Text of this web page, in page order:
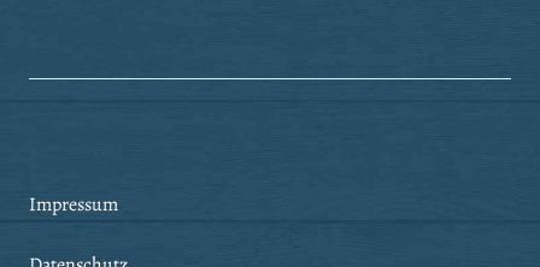
Impressum